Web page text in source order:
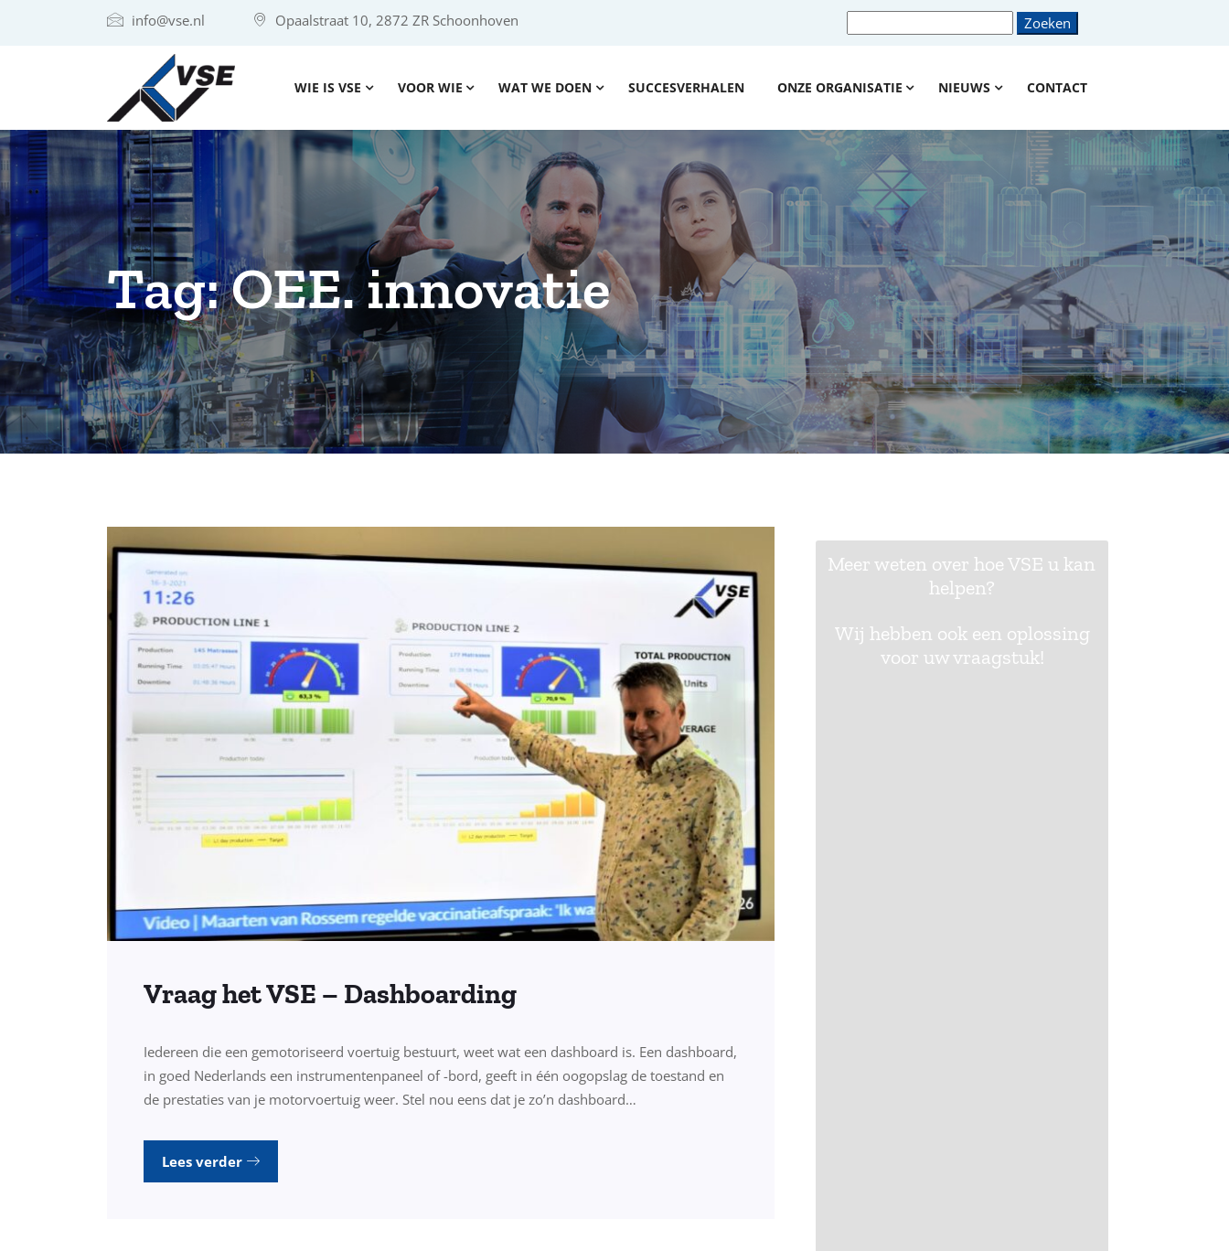
info@vse.nl Opaalstraat 10, 2872 ZR Schoonhoven
WIE IS VSE VOOR WIE WAT WE DOEN SUCCESVERHALEN ONZE ORGANISATIE NIEUWS CONTACT
Tag:OEE. innovatie
Vraag het VSE – Dashboarding
Iedereen die een gemotoriseerd voertuig bestuurt, weet wat een dashboard is. Een dashboard,
in goed Nederlands een instrumentenpaneel of -bord, geeft in één oogopslag de toestand en
de prestaties van je motorvoertuig weer. Stel nou eens dat je zo’n dashboard…
Lees verder
Meer weten over hoe VSE u kan
helpen?
Wij hebben ook een oplossing
voor uw vraagstuk!